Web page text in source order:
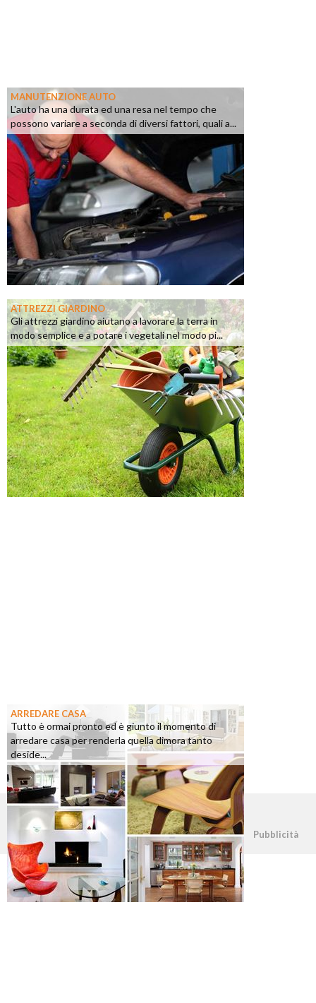
MANUTENZIONE AUTO
L'auto ha una durata ed una resa nel tempo che
possono variare a seconda di diversi fattori, quali a...
ATTREZZI GIARDINO
Gli attrezzi giardino aiutano a lavorare la terra in
modo semplice e a potare i vegetali nel modo pi...
ARREDARE CASA
Tutto è ormai pronto ed è giunto il momento di
arredare casa per renderla quella dimora tanto
deside...
©2026 - casapratica.org - p.iva 03338800984 Pubblicità